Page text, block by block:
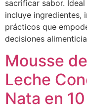
sacrificar sabor.
incluye ingredientes,
prácticos que
decisiones
Mousse
Leche
Nata en